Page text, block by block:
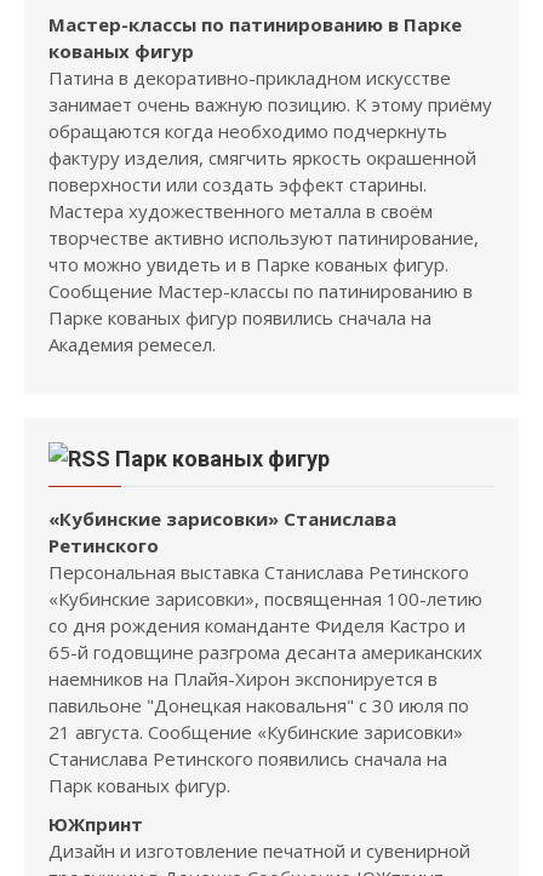
Мастер-классы по патинированию в Парке
кованых фигур
Патина в декоративно-прикладном искусстве
занимает очень важную позицию. К этому приёму
обращаются когда необходимо подчеркнуть
фактуру изделия, смягчить яркость окрашенной
поверхности или создать эффект старины.
Мастера художественного металла в своём
творчестве активно используют патинирование,
что можно увидеть и в Парке кованых фигур.
Сообщение Мастер-классы по патинированию в
Парке кованых фигур появились сначала на
Академия ремесел.
Парк кованых фигур
«Кубинские зарисовки» Станислава
Ретинского
Персональная выставка Станислава Ретинского
«Кубинские зарисовки», посвященная 100-летию
со дня рождения команданте Фиделя Кастро и
65-й годовщине разгрома десанта американских
наемников на Плайя-Хирон экспонируется в
павильоне "Донецкая наковальня" с 30 июля по
21 августа. Сообщение «Кубинские зарисовки»
Станислава Ретинского появились сначала на
Парк кованых фигур.
ЮЖпринт
Дизайн и изготовление печатной и сувенирной